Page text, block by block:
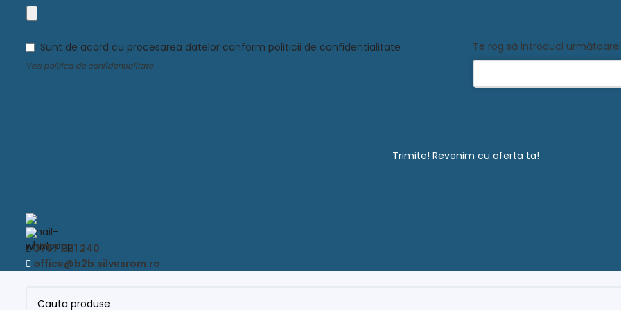
Sunt de acord cu procesarea datelor conform politicii de confidentialitate
Vezipolitica de confidentialitate
Te rog să introduci
Trimite! Revenim cu oferta ta!
0757 031 240
office@b2b.silvesrom.ro